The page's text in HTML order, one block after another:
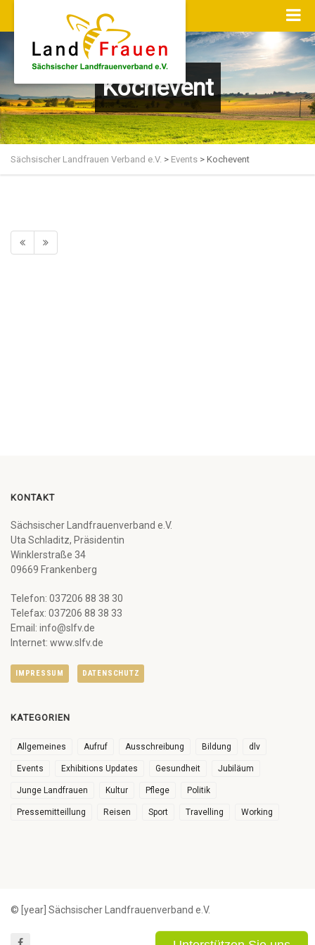
Kochevent
Sächsischer Landfrauen Verband e.V. > Events > Kochevent
KONTAKT
Sächsischer Landfrauenverband e.V.
Uta Schladitz, Präsidentin
Winklerstraße 34
09669 Frankenberg
Telefon: 037206 88 38 30
Telefax: 037206 88 38 33
Email: info@slfv.de
Internet: www.slfv.de
IMPRESSUM DATENSCHUTZ
KATEGORIEN
Allgemeines Aufruf Ausschreibung Bildung dlv
Events Exhibitions Updates Gesundheit Jubiläum
Junge Landfrauen Kultur Pflege Politik
Pressemitteillung Reisen Sport Travelling Working
© [year] Sächsischer Landfrauenverband e.V.